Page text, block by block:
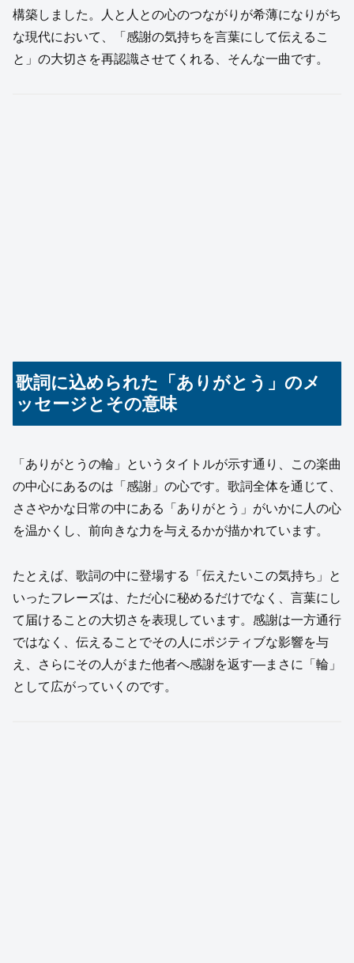
構築しました。人と人との心のつながりが希薄になりがち
な現代において、「感謝の気持ちを言葉にして伝えるこ
と」の大切さを再認識させてくれる、そんな一曲です。
歌詞に込められた「ありがとう」のメ
ッセージとその意味
「ありがとうの輪」というタイトルが示す通り、この楽曲
の中心にあるのは「感謝」の心です。歌詞全体を通じて、
ささやかな日常の中にある「ありがとう」がいかに人の心
を温かくし、前向きな力を与えるかが描かれています。
たとえば、歌詞の中に登場する「伝えたいこの気持ち」と
いったフレーズは、ただ心に秘めるだけでなく、言葉にし
て届けることの大切さを表現しています。感謝は一方通行
ではなく、伝えることでその人にポジティブな影響を与
え、さらにその人がまた他者へ感謝を返す—まさに「輪」
として広がっていくのです。